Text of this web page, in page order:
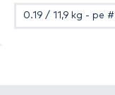
0.19 / 11,9 kg - pe